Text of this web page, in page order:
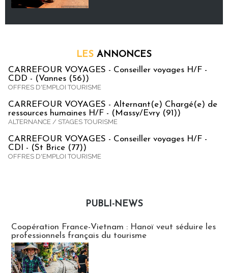
LES ANNONCES
CARREFOUR VOYAGES - Conseiller voyages H/F -
CDD - (Vannes (56))
OFFRES D'EMPLOI TOURISME
CARREFOUR VOYAGES - Alternant(e) Chargé(e) de
ressources humaines H/F - (Massy/Evry (91))
ALTERNANCE / STAGES TOURISME
CARREFOUR VOYAGES - Conseiller voyages H/F -
CDI - (St Brice (77))
OFFRES D'EMPLOI TOURISME
PUBLI-NEWS
Coopération France-Vietnam : Hanoï veut séduire les
professionnels français du tourisme